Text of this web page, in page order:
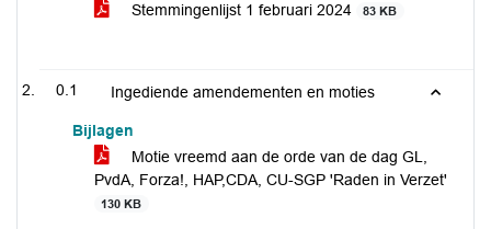
Stemmingenlijst 1 februari 2024
83 KB
0.1 Ingediende amendementen en moties
Bijlagen
Motie vreemd aan de orde van de dag GL,
PvdA, Forza!, HAP,CDA, CU-SGP 'Raden in Verzet'
130 KB